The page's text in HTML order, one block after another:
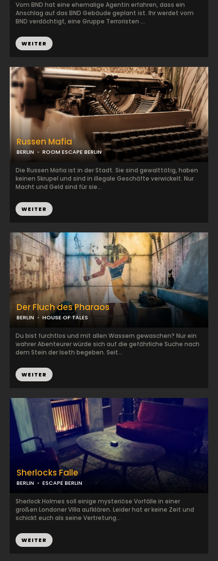
Vom BND hat eine ehemalige Agentin erfahren, dass ein
Anschlag auf das BND Gebäude geplant ist. Ihr werdet vom
BND verdächtigt, eine Gruppe Terroristen ...
WEITER
Russen Mafia
BERLIN ROOM ESCAPE BERLIN
Die Russen Mafia ist in der Stadt. Sie sind gewalttätig, haben
keinen Skrupel und sind in illegale Geschäfte verwickelt. Nur
Macht und Geld sind für sie...
WEITER
Der Fluch des Pharaos
BERLIN HOUSE OF TALES
Du bist furchtlos und mit allen Wassern gewaschen? Nur ein
wahrer Abenteurer würde sich auf die gefährliche Suche nach
dem Stein der Iseth begeben. Seit...
WEITER
Sherlocks Falle
BERLIN ESCAPE BERLIN
Sherlock Holmes soll einige mysteriöse Vorfälle in einer
großen Londoner Villa aufklären. Leider hat er keine Zeit und
schickt euch als seine Vertretung...
WEITER